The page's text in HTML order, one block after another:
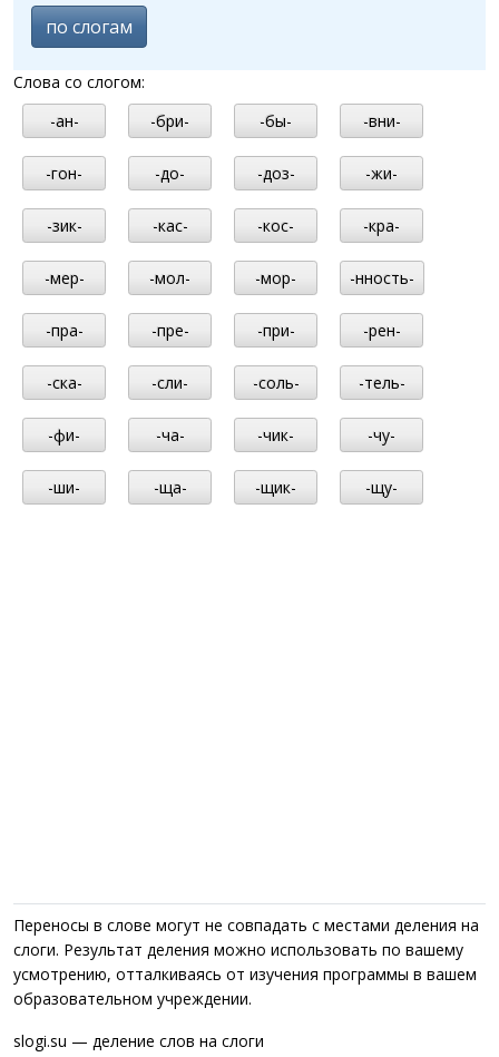
по слогам
Слова со слогом:
-ан-
-бри- -бы- -вни-
-гон- -до- -доз- -жи-
-зик- -кас- -кос- -кра-
-мер- -мол- -мор- -нность-
-пра- -пре- -при- -рен-
-ска- -сли- -соль- -тель-
-фи- -ча- -чик- -чу-
-ши- -ща- -щик- -щу-
Переносы в слове могут не совпадать с местами деления на
слоги. Результат деления можно использовать по вашему
усмотрению, отталкиваясь от изучения программы в вашем
образовательном учреждении.
slogi.su — деление слов на слоги